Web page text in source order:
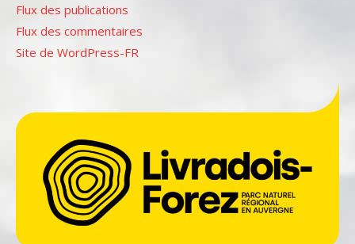
Flux des publications
Flux des commentaires
Site de WordPress-FR